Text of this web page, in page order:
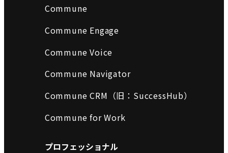
Commune
Commune Engage
Commune Voice
Commune Navigator
Commune CRM（旧：SuccessHub）
Commune for Work
プロフェッショナル